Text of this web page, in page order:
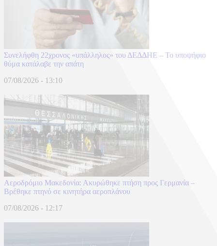
Συνελήφθη 22χρονος «υπάλληλος» του ΔΕΔΔΗΕ – Το υποψήφιο
θύμα κατάλαβε την απάτη
07/08/2026 - 13:10
Αεροδρόμιο Μακεδονία: Ακυρώθηκε πτήση προς Γερμανία –
Βρέθηκε πτηνό σε κινητήρα αεροπλάνου
07/08/2026 - 12:17